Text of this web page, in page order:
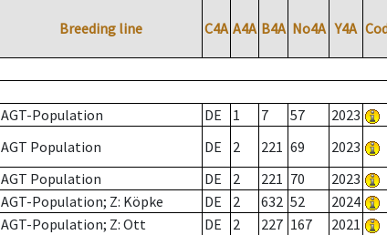
Breeding line C4A A4A B4A No4A Y4A
AGT-Population DE 1 7 57 2023
AGT Population DE 2 221 69 2023
AGT Population DE 2 221 70 2023
AGT-Population; Z: Köpke DE 2 632 52 2024
AGT-Population; Z: Ott DE 2 227 167 2021